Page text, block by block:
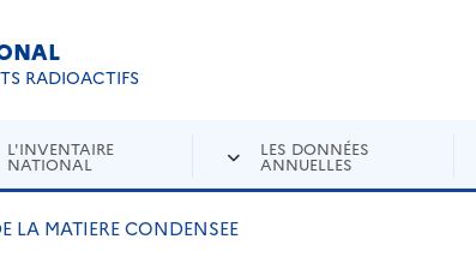
RADIOACTIFS
L'INVENTAIRE
NATIONAL
LES DONNÉES
ANNUELLES
LA MATIERE CONDENSEE